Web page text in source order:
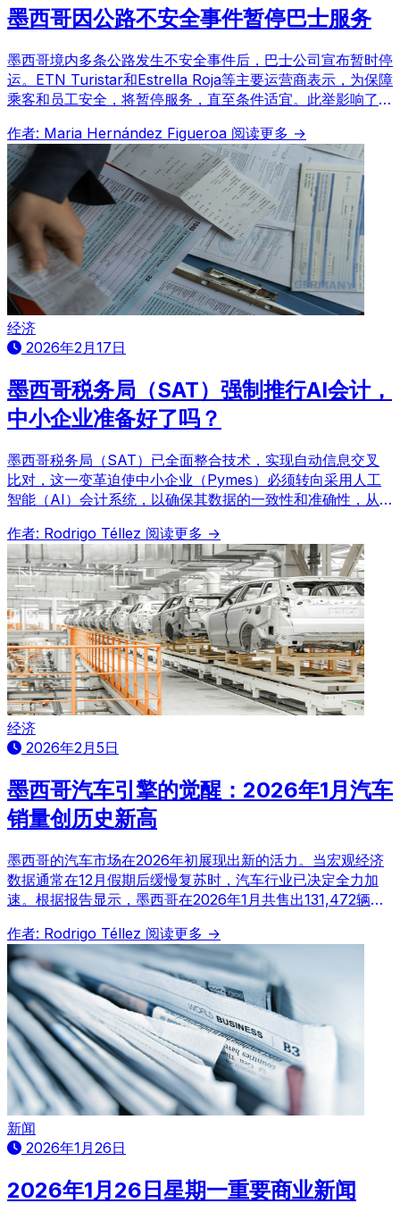
墨西哥因公路不安全事件暂停巴士服务
墨西哥境内多条公路发生不安全事件后，巴士公司宣布暂时停
运。ETN Turistar和Estrella Roja等主要运营商表示，为保障
乘客和员工安全，将暂停服务，直至条件适宜。此举影响了战
作者: Maria Hernández Figueroa 阅读更多 →
经济
2026年2月17日
墨西哥税务局（SAT）强制推行AI会计，
中小企业准备好了吗？
墨西哥税务局（SAT）已全面整合技术，实现自动信息交叉
比对，这一变革迫使中小企业（Pymes）必须转向采用人工
智能（AI）会计系统，以确保其数据的一致性和准确性，从
新阶段，对中小企业的财务合规性、效率及数据完整性提出了
严峻挑战，促使它们加速数字化转型以适应新规。
作者: Rodrigo Téllez 阅读更多 →
经济
2026年2月5日
墨西哥汽车引擎的觉醒：2026年1月汽车
销量创历史新高
墨西哥的汽车市场在2026年初展现出新的活力。当宏观经济
数据通常在12月假期后缓慢复苏时，汽车行业已决定全力加
速。根据报告显示，墨西哥在2026年1月共售出131,472辆轻
势头。
作者: Rodrigo Téllez 阅读更多 →
新闻
2026年1月26日
2026年1月26日星期一重要商业新闻